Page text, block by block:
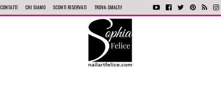
CONTATTI CHI SIAMO SCONTI RISERVATI TROVA-SMALTI!